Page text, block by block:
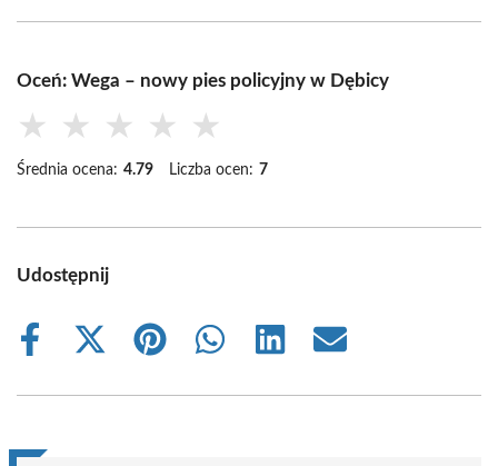
Oceń: Wega – nowy pies policyjny w Dębicy
★ ★ ★ ★ ★
Średnia ocena: 4.79 Liczba ocen: 7
Udostępnij
Share
Share
(Twitter)
Share
Share
Share
Share